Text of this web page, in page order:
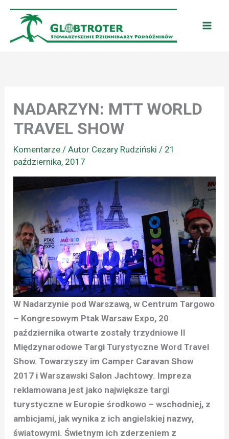
Przejdź
treści
NADARZYN: MTT WORLD
TRAVEL SHOW
Komentarze / Autor Cezary Rudziński/ 21
października, 2017
W Nadarzynie pod Warszawą, w Centrum Targowo
– Kongresowym Ptak Warsaw Expo, 20
października otwarte zostały trzydniowe II
Międzynarodowe Targi Turystyczne Word Travel
Show. Towarzyszy im Camper Caravan Show
2017 i Warszawski Salon Jachtowy. Impreza
reklamowana jest jako największe targi
turystyczne w Europie środkowo – wschodniej, z
ambicjami, jak wynika z ich angielskiej nazwy,
światowymi. Świetnym ich zderzeniem z